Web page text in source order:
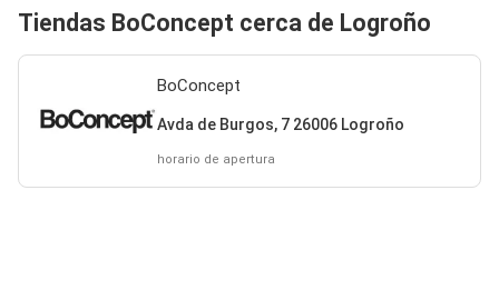
Tiendas BoConcept cerca de Logroño
BoConcept
Avda de Burgos, 7 26006 Logroño
horario de apertura